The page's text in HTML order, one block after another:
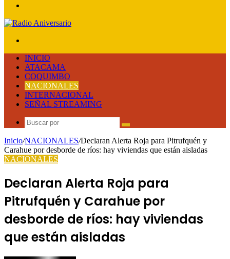
INICIO
ATACAMA
COQUIMBO
NACIONALES
INTERNACIONAL
SEÑAL STREAMING
Buscar
por
Inicio/NACIONALES/Declaran Alerta Roja para Pitrufquén y
Carahue por desborde de ríos: hay viviendas que están aisladas
NACIONALES
Declaran Alerta Roja para
Pitrufquén y Carahue por
desborde de ríos: hay viviendas
que están aisladas